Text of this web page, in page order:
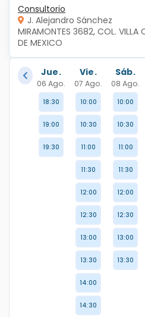
Consultorio
J. Alejandro Sánchez
MIRAMONTES 3682, COL. VILLA
DE MEXICO
Jue.
06 Ago.
Vie.
07 Ago.
Sáb.
08 Ago.
18:30
19:00
19:30
10:00
10:30
11:00
11:30
12:00
12:30
13:00
13:30
14:00
14:30
10:00
10:30
11:00
11:30
12:00
12:30
13:00
13:30